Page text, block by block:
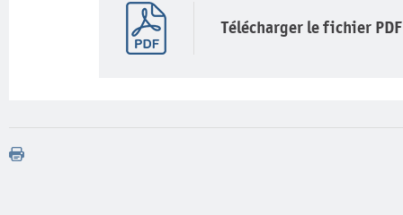
Télécharger le fichier PDF